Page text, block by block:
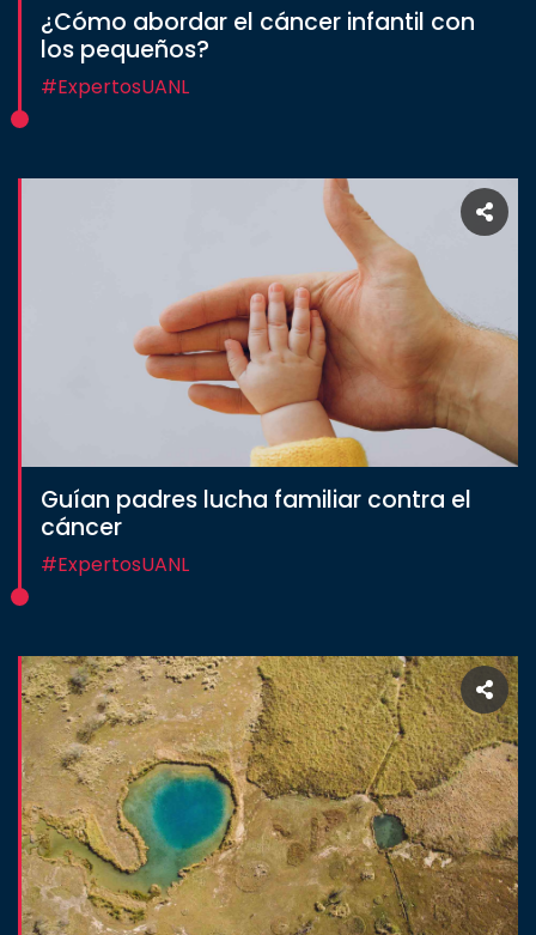
¿Cómo abordar el cáncer infantil con
los pequeños?
#ExpertosUANL
Guían padres lucha familiar contra el
cáncer
#ExpertosUANL